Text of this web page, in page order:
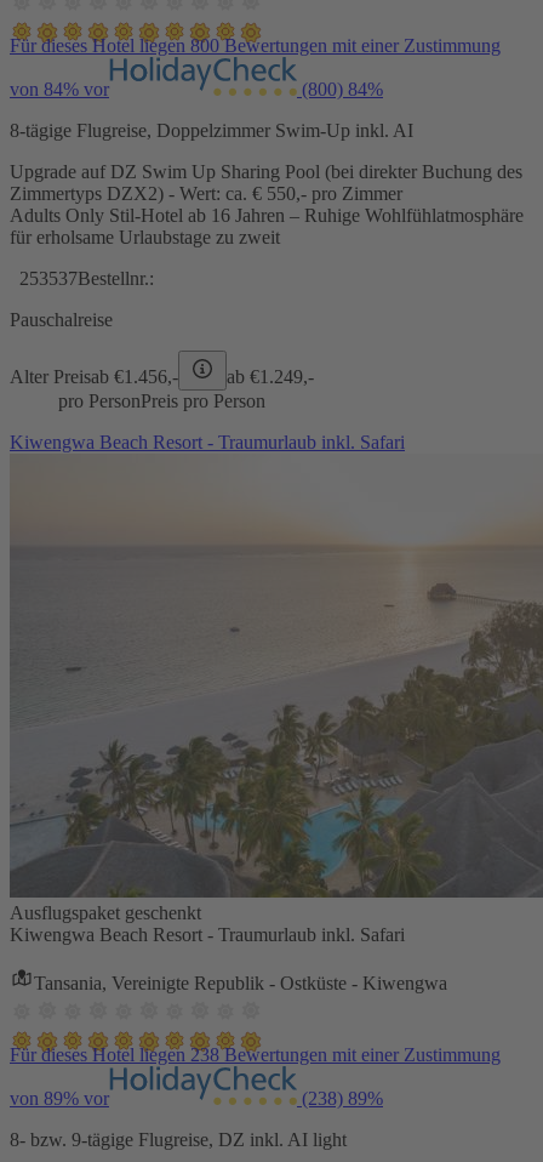
Für dieses Hotel liegen 800 Bewertungen mit einer Zustimmung
von 84% vor (800) 84%
8-tägige Flugreise, Doppelzimmer Swim-Up inkl. AI
Upgrade auf DZ Swim Up Sharing Pool (bei direkter Buchung des
Zimmertyps DZX2) - Wert: ca. € 550,- pro Zimmer
Adults Only Stil-Hotel ab 16 Jahren – Ruhige Wohlfühlatmosphäre
für erholsame Urlaubstage zu zweit
253537Bestellnr.:
Pauschalreise
Alter Preisab €1.456,- ab €1.249,-
pro PersonPreis pro Person
Kiwengwa Beach Resort - Traumurlaub inkl. Safari
Ausflugspaket geschenkt
Kiwengwa Beach Resort - Traumurlaub inkl. Safari
Tansania, Vereinigte Republik - Ostküste - Kiwengwa
Für dieses Hotel liegen 238 Bewertungen mit einer Zustimmung
von 89% vor (238) 89%
8- bzw. 9-tägige Flugreise, DZ inkl. AI light